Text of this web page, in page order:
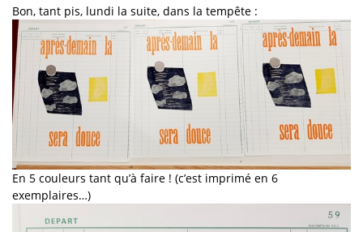
Bon, tant pis, lundi la suite, dans la tempête :
En 5 couleurs tant qu’à faire ! (c’est imprimé en 6
exemplaires…)